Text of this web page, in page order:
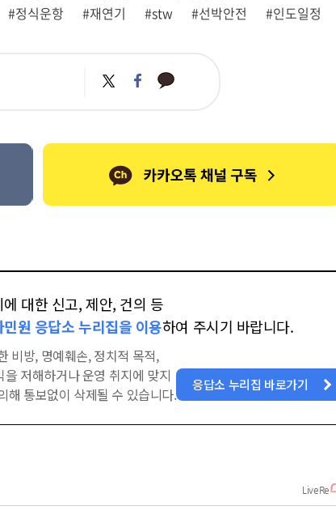
#정식운항 #재연기 #stw #선박안전 #인도일정
트
위
페
이
카
카
대한 신고, 제안, 건의 등
민원 응답소 누리집을 이용하여 주시기 바랍니다.
비방, 명예훼손, 정치적 목적,
저해하거나 운영 취지에 맞지
해 통보없이 삭제될 수 있습니다.
응답소 누리집 바로가기